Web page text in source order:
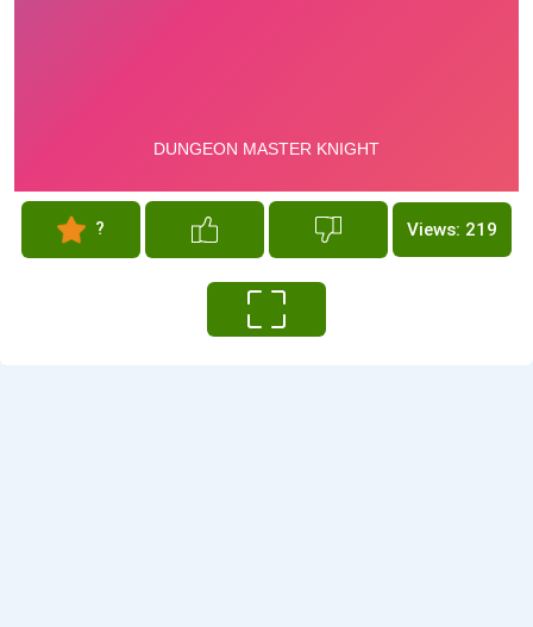
? Views: 219